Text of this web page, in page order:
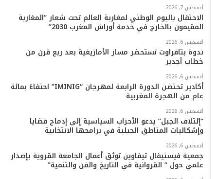
أغسطس 7, 2026
الاحتفال باليوم الوطني لمغاربة العالم تحت شعار “المغاربة
المقيمون بالخارج في خدمة أوراش المغرب 2030”
أغسطس 6, 2026
ندوة بتافراوت تستحضر مسار الأمازيغية بعد ربع قرن من
خطاب أجدير
أغسطس 6, 2026
أكادير تحتضن الدورة الرابعة لمهرجان “IMINIG” احتفاءً بمائة
عام من الهجرة المغربية
أغسطس 6, 2026
“إئتلاف الجبل” يدعو الأحزاب السياسية إلى إدماج قضايا
وإشكاليات المناطق الجبلية في برامجها الانتخابية
أغسطس 6, 2026
جمعية فيستيفال تيفاوين توثق أعمال الجامعة القروية بإصدار
علمي حول ” القروانية في التاريخ والفن والتنمية”